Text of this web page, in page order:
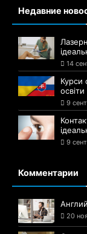
Недавние
14
Курси
9
9
Комментарии
20